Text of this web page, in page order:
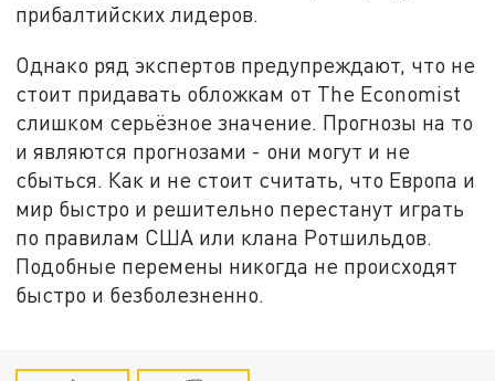
прибалтийских лидеров.
Однако ряд экспертов предупреждают, что не
стоит придавать обложкам от The Economist
слишком серьёзное значение. Прогнозы на то
и являются прогнозами - они могут и не
сбыться. Как и не стоит считать, что Европа и
мир быстро и решительно перестанут играть
по правилам США или клана Ротшильдов.
Подобные перемены никогда не происходят
быстро и безболезненно.